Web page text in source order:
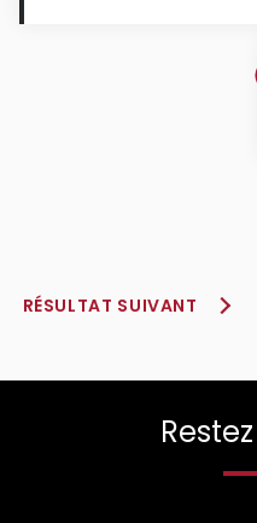
RÉSULTAT SUIVANT
Restez